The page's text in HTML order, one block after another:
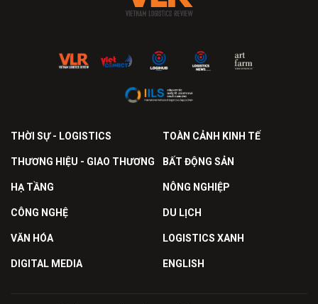
THỜI SỰ - LOGISTICS TOÀN CẢNH KINH TẾ
THƯƠNG HIỆU - GIAO THƯƠNG BẤT ĐỘNG SẢN
HẠ TẦNG NÔNG NGHIỆP
CÔNG NGHỆ DU LỊCH
VĂN HÓA LOGISTICS XANH
DIGITAL MEDIA ENGLISH